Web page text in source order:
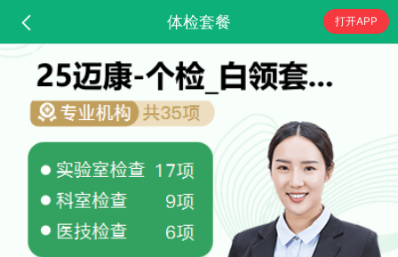
体检套餐 打开APP